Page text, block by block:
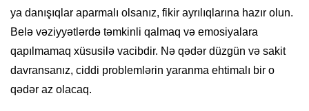
ya danışıqlar aparmalı olsanız, fikir ayrılıqlarına hazır olun.
Belə vəziyyətlərdə təmkinli qalmaq və emosiyalara
qapılmamaq xüsusilə vacibdir. Nə qədər düzgün və sakit
davransanız, ciddi problemlərin yaranma ehtimalı bir o
qədər az olacaq.